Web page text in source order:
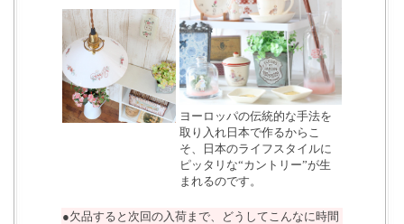
ヨーロッパの伝統的な手法を
取り入れ日本で作るからこ
そ、日本のライフスタイルに
ピッタリな“カントリー”が生
まれるのです。
●欠品すると次回の入荷まで、どうしてこんなに時間